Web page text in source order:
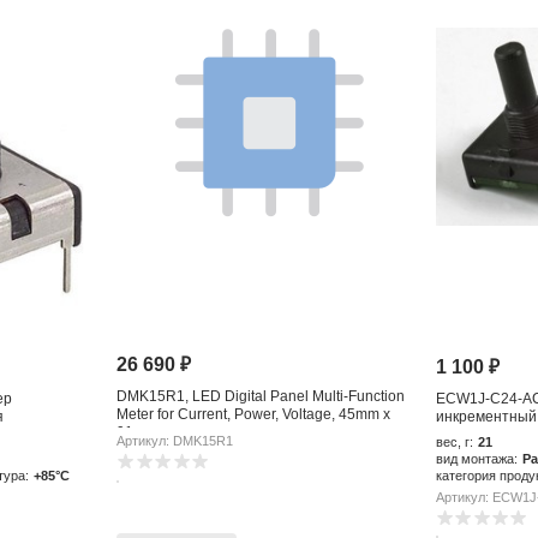
+85°C
26 690₽
DMK15R1, LED Digital Panel Multi-Function
Meter for Current, Power, Voltage, 45mm x
91mm
Артикул: DMK15R1
1 100 ₽
ECW1J-C24-
инкрементный
вес, г: 21
вид монтажа:
категория
Артикул: